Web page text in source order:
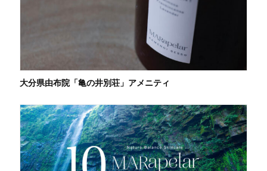
大分県由布院「亀の井別荘」アメニティ